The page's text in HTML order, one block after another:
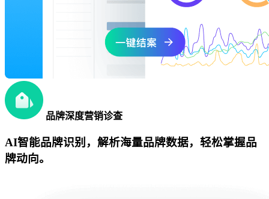
品牌深度营销诊查
AI智能品牌识别，解析海量品牌数据，轻松掌握品
牌动向。